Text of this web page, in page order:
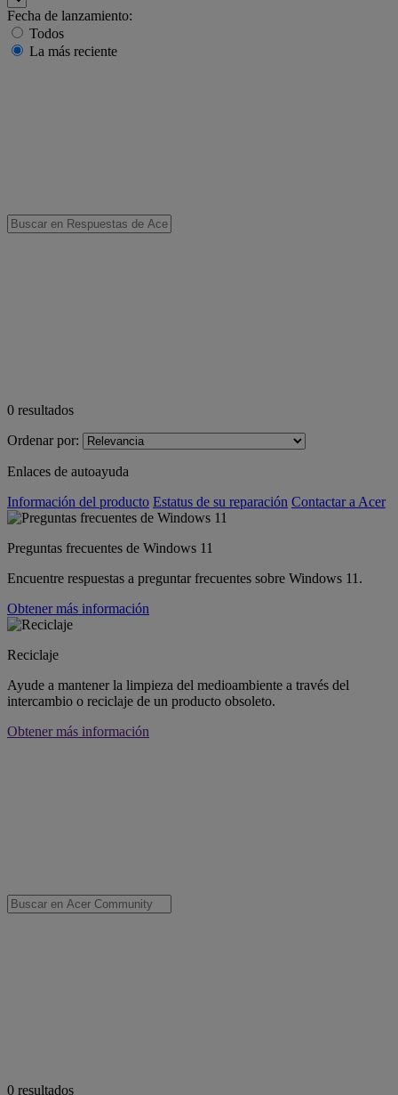
Fecha de lanzamiento:
Todos
La más reciente
0 resultados
Ordenar por:
Enlaces de autoayuda
Información del producto Estatus de su reparación Contactar a Acer
Preguntas frecuentes de Windows 11
Encuentre respuestas a preguntar frecuentes sobre Windows 11.
Obtener más información
Reciclaje
Ayude a mantener la limpieza del medioambiente a través del
intercambio o reciclaje de un producto obsoleto.
Obtener más información
0 resultados